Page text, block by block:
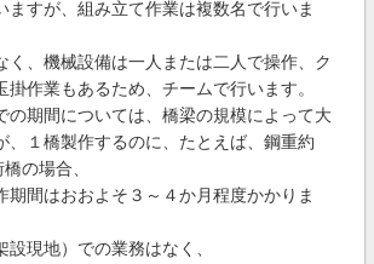
ますが、組み立て作業は複数名で行いま
く、機械設備は一人または二人で操作、ク
掛作業もあるため、チームで行います。
の期間については、橋梁の規模によって大
、１橋製作するのに、たとえば、鋼重約
の場合、
期間はおおよそ３～４か月程度かかりま
設現地）での業務はなく、